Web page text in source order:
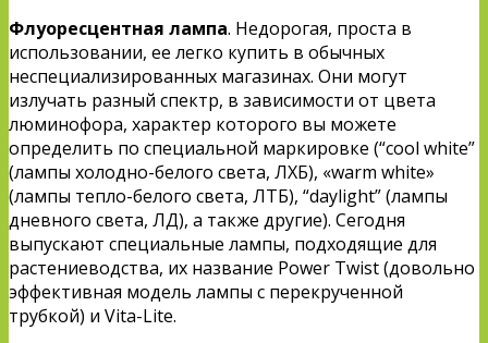
Флуоресцентная лампа. Недорогая, проста в
использовании, ее легко купить в обычных
неспециализированных магазинах. Они могут
излучать разный спектр, в зависимости от цвета
люминофора, характер которого вы можете
определить по специальной маркировке (“cool white”
(лампы холодно-белого света, ЛХБ), «warm white»
(лампы тепло-белого света, ЛТБ), “daylight” (лампы
дневного света, ЛД), а также другие). Сегодня
выпускают специальные лампы, подходящие для
растениеводства, их название Power Twist (довольно
эффективная модель лампы с перекрученной
трубкой) и Vita-Lite.